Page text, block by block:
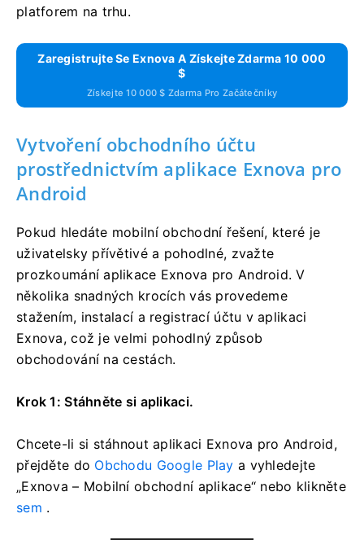
platforem na trhu.
Zaregistrujte Se Exnova A Získejte Zdarma 10 000
$
Získejte 10 000 $ Zdarma Pro Začátečníky
Vytvoření obchodního účtu
prostřednictvím aplikace Exnova pro
Android
Pokud hledáte mobilní obchodní řešení, které je
uživatelsky přívětivé a pohodlné, zvažte
prozkoumání aplikace Exnova pro Android. V
několika snadných krocích vás provedeme
stažením, instalací a registrací účtu v aplikaci
Exnova, což je velmi pohodlný způsob
obchodování na cestách.
Krok 1: Stáhněte si aplikaci.
Chcete-li si stáhnout aplikaci Exnova pro Android,
přejděte do Obchodu Google Play a vyhledejte
„Exnova – Mobilní obchodní aplikace“ nebo klikněte
sem .